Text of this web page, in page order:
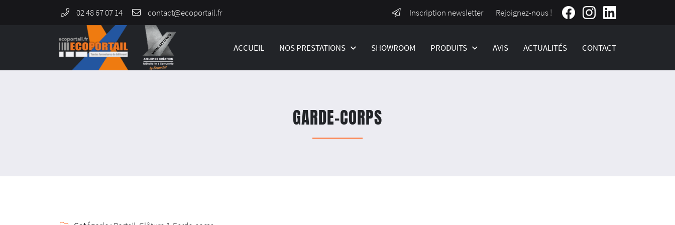
02 48 67 07 14 Inscription newsletter Rejoignez-nous !
ACCUEIL NOS PRESTATIONS SHOWROOM PRODUITS AVIS ACTUALITÉS CONTACT
964 Rue de Malitorne,
18230 Saint-Doulchard
02 48 67 07 14
GARDE-CORPS